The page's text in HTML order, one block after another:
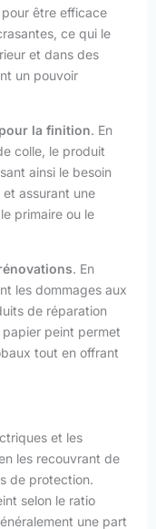
être efficace
ce qui le
et dans des
un pouvoir
la finition. En
colle, le produit
ainsi le besoin
assurant une
primaire ou le
. En
les dommages aux
de réparation
peint permet
tout en offrant
et les
les recouvrant de
de protection.
selon le ratio
une part